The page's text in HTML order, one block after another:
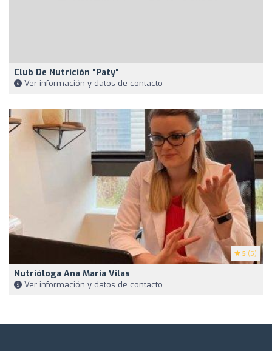
Club De Nutrición "Paty"
Ver información y datos de contacto
5 (5)
Nutrióloga Ana María Vilas
Ver información y datos de contacto